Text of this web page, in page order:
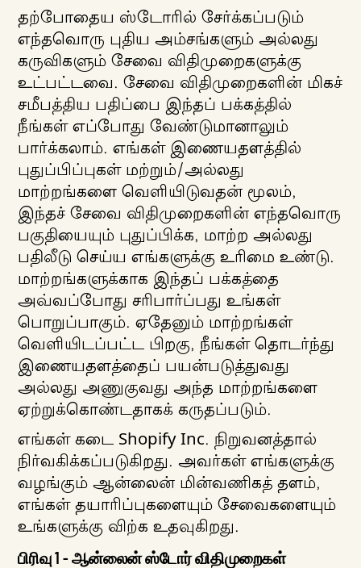
தற்போதைய ஸ்டோரில் சேர்க்கப்படும்
எந்தவொரு புதிய அம்சங்களும் அல்லது
கருவிகளும் சேவை விதிமுறைகளுக்கு
உட்பட்டவை. சேவை விதிமுறைகளின் மிகச்
சமீபத்திய பதிப்பை இந்தப் பக்கத்தில்
நீங்கள் எப்போது வேண்டுமானாலும்
பார்க்கலாம். எங்கள் இணையதளத்தில்
புதுப்பிப்புகள் மற்றும்/அல்லது
மாற்றங்களை வெளியிடுவதன் மூலம்,
இந்தச் சேவை விதிமுறைகளின் எந்தவொரு
பகுதியையும் புதுப்பிக்க, மாற்ற அல்லது
பதிலீடு செய்ய எங்களுக்கு உரிமை உண்டு.
மாற்றங்களுக்காக இந்தப் பக்கத்தை
அவ்வப்போது சரிபார்ப்பது உங்கள்
பொறுப்பாகும். ஏதேனும் மாற்றங்கள்
வெளியிடப்பட்ட பிறகு, நீங்கள் தொடர்ந்து
இணையதளத்தைப் பயன்படுத்துவது
அல்லது அணுகுவது அந்த மாற்றங்களை
ஏற்றுக்கொண்டதாகக் கருதப்படும்.
எங்கள் கடை Shopify Inc. நிறுவனத்தால்
நிர்வகிக்கப்படுகிறது. அவர்கள் எங்களுக்கு
வழங்கும் ஆன்லைன் மின்வணிகத் தளம்,
எங்கள் தயாரிப்புகளையும் சேவைகளையும்
உங்களுக்கு விற்க உதவுகிறது.
பிரிவு 1 - ஆன்லைன் ஸ்டோர் விதிமுறைகள்